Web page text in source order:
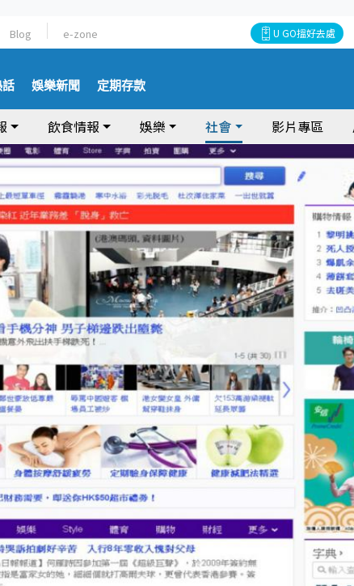
Blog e-zone U GO搵好去處
話 娛樂新聞 定期存款
飲食情報 娛樂 社會 影片專區